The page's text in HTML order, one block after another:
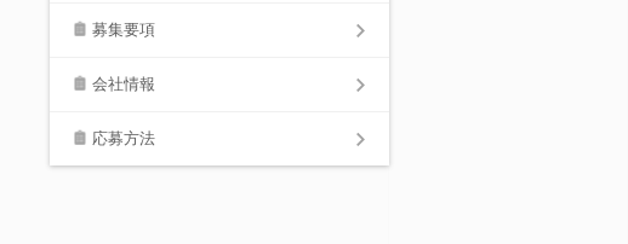
募集要項
会社情報
応募方法